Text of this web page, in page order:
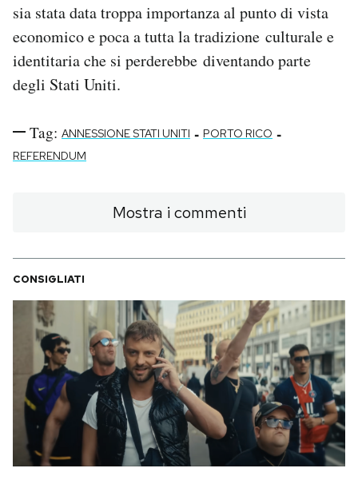
sia stata data troppa importanza al punto di vista
economico e poca a tutta la tradizione culturale e
identitaria che si perderebbe diventando parte
degli Stati Uniti.
Tag: ANNESSIONE STATI UNITI - PORTO RICO -
REFERENDUM
Mostra i commenti
CONSIGLIATI